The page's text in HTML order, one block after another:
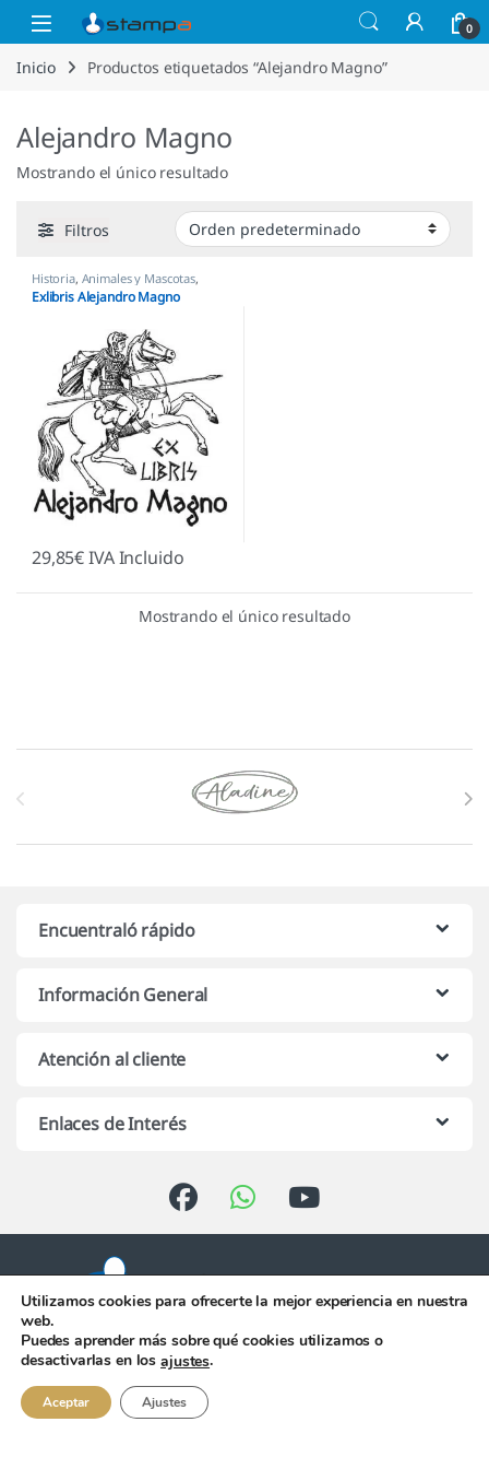
Saltar a la navegación
Saltar al contenido
Open 0
Inicio Productos etiquetados “Alejandro Magno”
Alejandro Magno
Mostrando el único resultado
Filtros
Historia, Animales y Mascotas,
Personajes y Figuras, Sellos Ex
Libris
Exlibris Alejandro Magno
29,85€IVA Incluido
Mostrando el único resultado
Marcas De Carrusel
Encuentraló rápido
Información General
Atención al cliente
Enlaces de Interés
Atención telefónica de 10:00 h.
956 344 058
Utilizamos cookies para ofrecerte la mejor experiencia en nuestra
web.
Puedes aprender más sobre qué cookies utilizamos o
desactivarlas en losajustes.
Aceptar Ajustes